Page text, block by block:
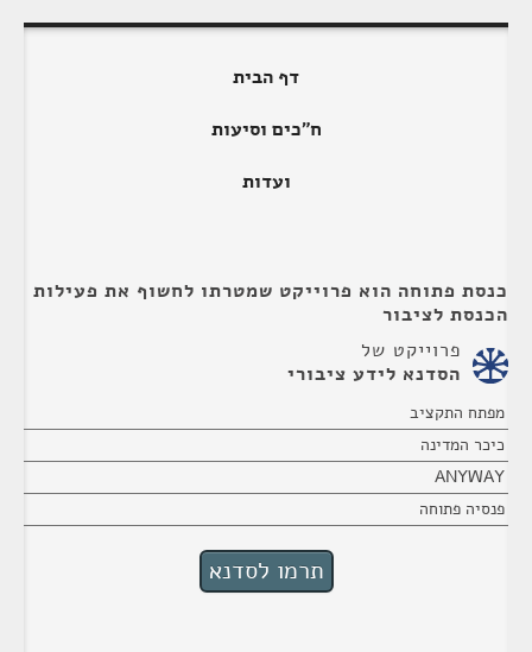
דף הבית
ח"כים וסיעות
ועדות
כנסת פתוחה הוא פרוייקט שמטרתו לחשוף את פעילות
הכנסת לציבור
פרוייקט של
הסדנא לידע ציבורי
מפתח התקציב
כיכר המדינה
ANYWAY
פנסיה פתוחה